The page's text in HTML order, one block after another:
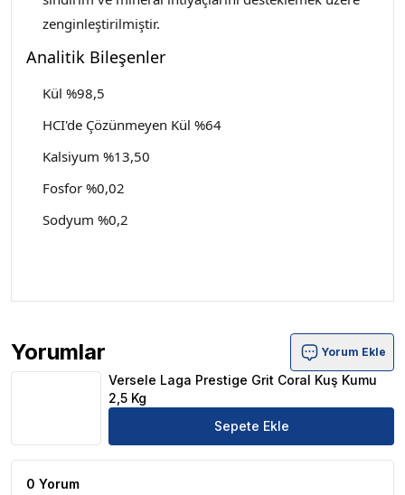
zenginleştirilmiştir.
Analitik Bileşenler
Kül %98,5
HCI'de Çözünmeyen Kül %64
Kalsiyum %13,50
Fosfor %0,02
Sodyum %0,2
Yorumlar
Versele Laga Prestige Grit Coral Kuş Kumu 2,5 Kg Ürün
Yorum Ekle
Versele Laga Prestige Grit Coral Kuş Kumu
2,5 Kg
Sepete Ekle
0 Yorum